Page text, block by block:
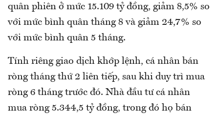
quân phiên ở mức 15.109 tỷ đồng, giảm 8,5% so
với mức bình quân tháng 8 và giảm 24,7% so
với mức bình quân 5 tháng.
Tính riêng giao dịch khớp lệnh, cá nhân bán
ròng tháng thứ 2 liên tiếp, sau khi duy trì mua
ròng 6 tháng trước đó. Nhà đầu tư cá nhân
mua ròng 5.344,5 tỷ đồng, trong đó họ bán